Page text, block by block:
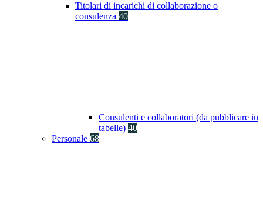
Titolari di incarichi di collaborazione o
consulenza 40
Consulenti e collaboratori (da pubblicare in
tabelle) 40
Personale 68